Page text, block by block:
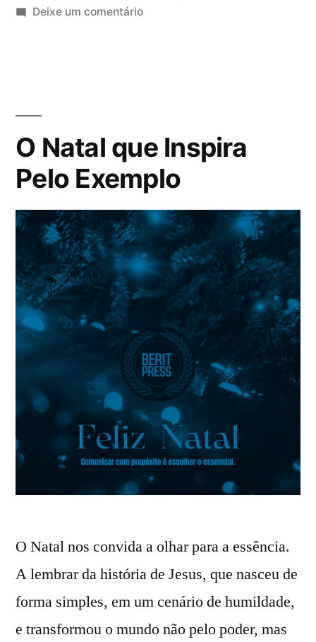
Deixe um comentário
O Natal que Inspira
Pelo Exemplo
O Natal nos convida a olhar para a essência.
A lembrar da história de Jesus, que nasceu de
forma simples, em um cenário de humildade,
e transformou o mundo não pelo poder, mas